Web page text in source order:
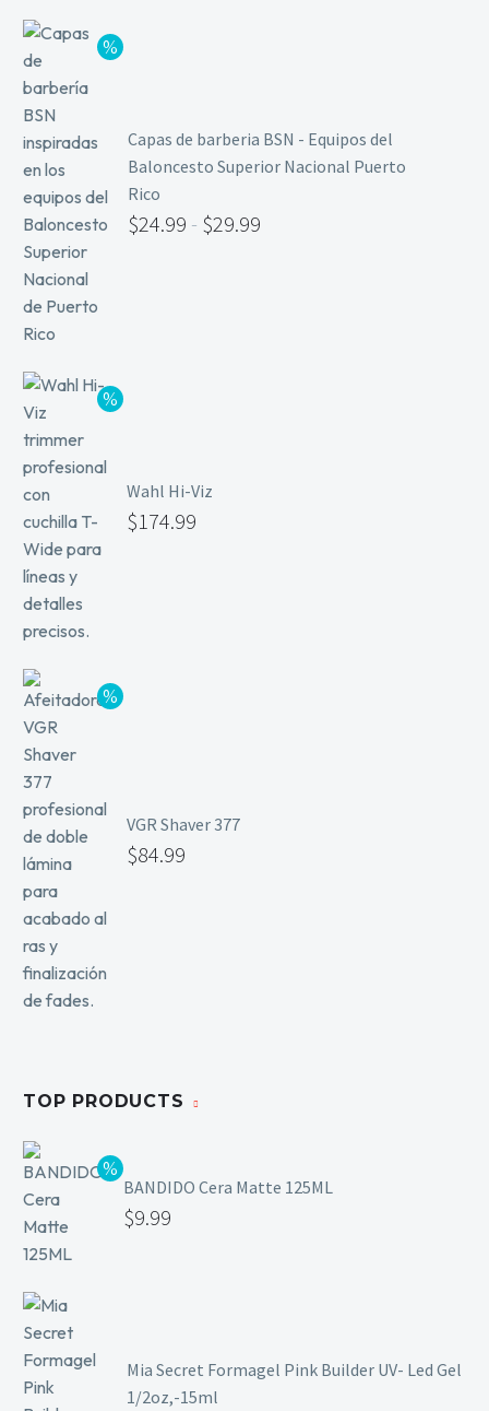
Capas de barberia BSN - Equipos del
Baloncesto Superior Nacional Puerto
Rico
$24.99 - $29.99
Wahl Hi-Viz
$174.99
VGR Shaver 377
$84.99
TOP PRODUCTS
BANDIDO Cera Matte 125ML
$9.99
Mia Secret Formagel Pink Builder UV- Led Gel
1/2oz,-15ml